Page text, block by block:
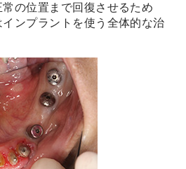
の位置まで回復させるため
ンプラントを使う全体的な治